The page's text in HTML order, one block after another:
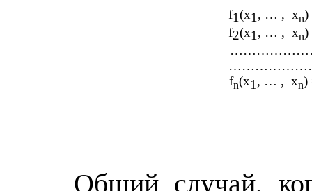
f1(x1, … , xn)
f2(x1, … , xn)
fn(x1, … , xn)
Общий случай,